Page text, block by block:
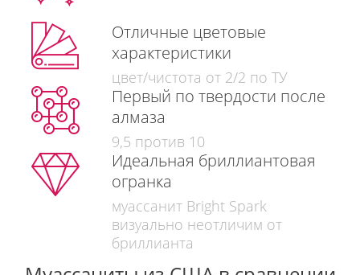
Отличные цветовые
характеристики
цвет/чистота от 2/2 по ТУ
Первый по твердости после
алмаза
9,5 против 10
Идеальная бриллиантовая
огранка
муассанит Bright Spark
визуально неотличим от
бриллианта